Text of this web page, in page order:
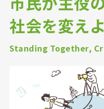
社会を変え
Standing Together,